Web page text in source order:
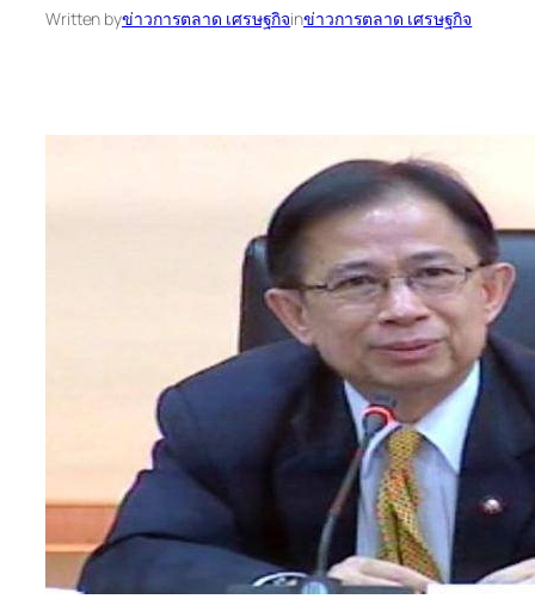
Written byข่าวการตลาด เศรษฐกิจinข่าวการตลาด เศรษฐกิจ